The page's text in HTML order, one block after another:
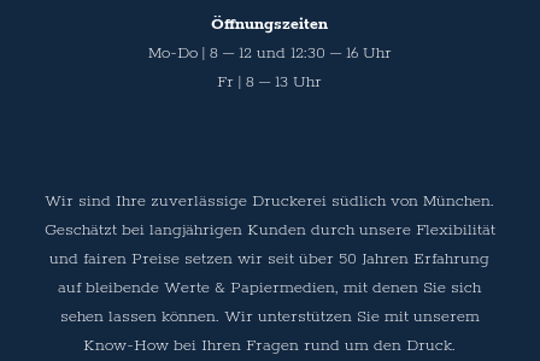
Öffnungszeiten
Mo-Do | 8 – 12 und 12:30 – 16 Uhr
Fr | 8 – 13 Uhr
Wir sind Ihre zuverlässige Druckerei südlich von München.
Geschätzt bei langjährigen Kunden durch unsere Flexibilität
und fairen Preise setzen wir seit über 50 Jahren Erfahrung
auf bleibende Werte & Papiermedien, mit denen Sie sich
sehen lassen können. Wir unterstützen Sie mit unserem
Know-How bei Ihren Fragen rund um den Druck.